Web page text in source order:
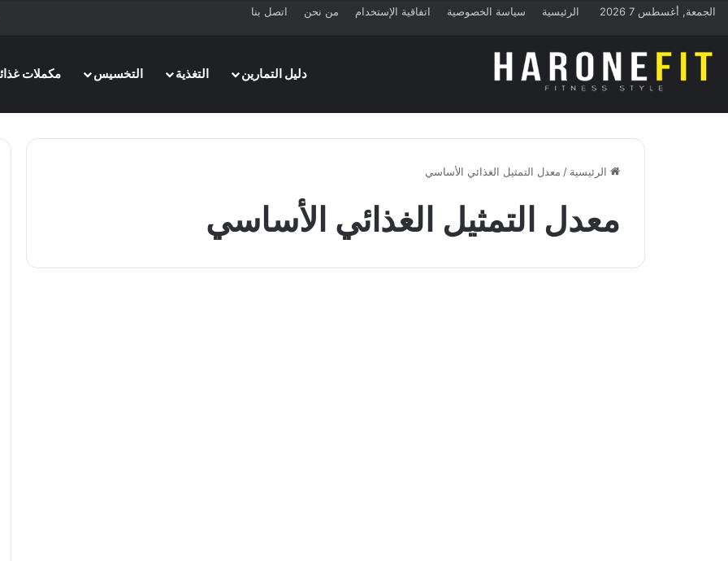
الجمعة, أغسطس 7 2026 الرئيسية سياسة الخصوصية اتفاقية الإستخدام من نحن اتصل بنا
دليل التمارين
التغذية التخسيس مكملات
الرئيسية / معدل التمثيل الغذائي الأساسي
معدل التمثيل الغذائي الأساسي